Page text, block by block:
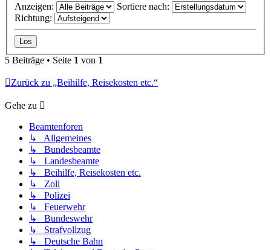
Anzeigen:
Sortiere nach:
Richtung:
5 Beiträge • Seite 1 von 1
Zurück zu „Beihilfe, Reisekosten etc.“
Gehe zu
Beamtenforen
↳ Allgemeines
↳ Bundesbeamte
↳ Landesbeamte
↳ Beihilfe, Reisekosten etc.
↳ Zoll
↳ Polizei
↳ Feuerwehr
↳ Bundeswehr
↳ Strafvollzug
↳ Deutsche Bahn